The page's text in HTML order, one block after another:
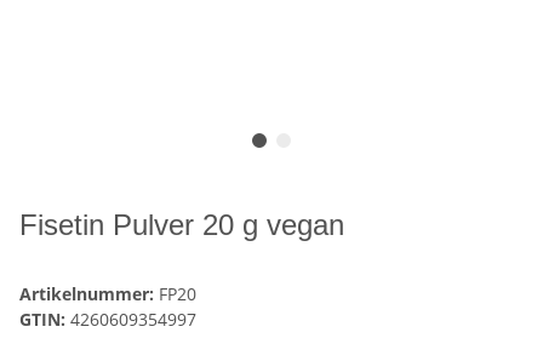
Fisetin Pulver 20 g vegan
Artikelnummer: FP20
GTIN: 4260609354997